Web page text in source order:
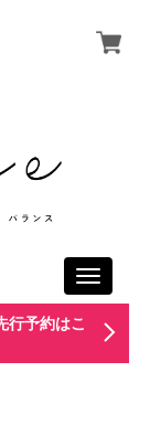
Toggle
行予約はこ